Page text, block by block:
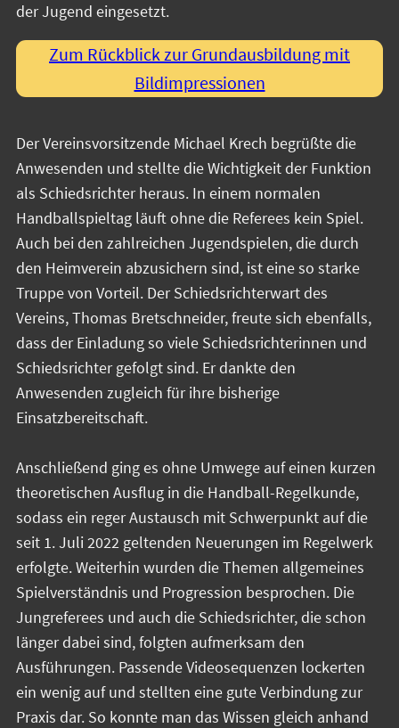
der Jugend eingesetzt.
Zum Rückblick zur Grundausbildung mit
Bildimpressionen
Der Vereinsvorsitzende Michael Krech begrüßte die
Anwesenden und stellte die Wichtigkeit der Funktion
als Schiedsrichter heraus. In einem normalen
Handballspieltag läuft ohne die Referees kein Spiel.
Auch bei den zahlreichen Jugendspielen, die durch
den Heimverein abzusichern sind, ist eine so starke
Truppe von Vorteil. Der Schiedsrichterwart des
Vereins, Thomas Bretschneider, freute sich ebenfalls,
dass der Einladung so viele Schiedsrichterinnen und
Schiedsrichter gefolgt sind. Er dankte den
Anwesenden zugleich für ihre bisherige
Einsatzbereitschaft.
Anschließend ging es ohne Umwege auf einen kurzen
theoretischen Ausflug in die Handball-Regelkunde,
sodass ein reger Austausch mit Schwerpunkt auf die
seit 1. Juli 2022 geltenden Neuerungen im Regelwerk
erfolgte. Weiterhin wurden die Themen allgemeines
Spielverständnis und Progression besprochen. Die
Jungreferees und auch die Schiedsrichter, die schon
länger dabei sind, folgten aufmerksam den
Ausführungen. Passende Videosequenzen lockerten
ein wenig auf und stellten eine gute Verbindung zur
Praxis dar. So konnte man das Wissen gleich anhand